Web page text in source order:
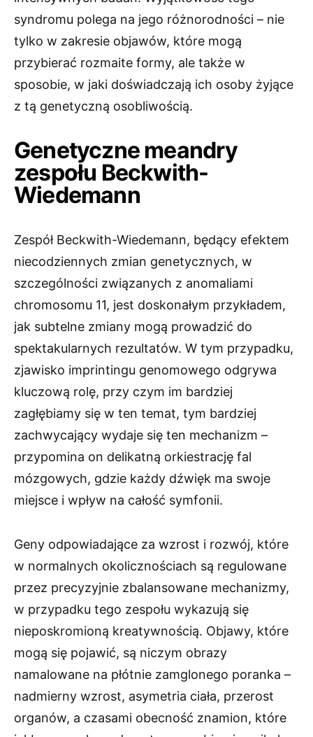
syndromu polega na jego różnorodności – nie
tylko w zakresie objawów, które mogą
przybierać rozmaite formy, ale także w
sposobie, w jaki doświadczają ich osoby żyjące
z tą genetyczną osobliwością.
Genetyczne meandry
zespołu Beckwith-
Wiedemann
Zespół Beckwith-Wiedemann, będący efektem
niecodziennych zmian genetycznych, w
szczególności związanych z anomaliami
chromosomu 11, jest doskonałym przykładem,
jak subtelne zmiany mogą prowadzić do
spektakularnych rezultatów. W tym przypadku,
zjawisko imprintingu genomowego odgrywa
kluczową rolę, przy czym im bardziej
zagłębiamy się w ten temat, tym bardziej
zachwycający wydaje się ten mechanizm –
przypomina on delikatną orkiestrację fal
mózgowych, gdzie każdy dźwięk ma swoje
miejsce i wpływ na całość symfonii.
Geny odpowiadające za wzrost i rozwój, które
w normalnych okolicznościach są regulowane
przez precyzyjnie zbalansowane mechanizmy,
w przypadku tego zespołu wykazują się
nieposkromioną kreatywnością. Objawy, które
mogą się pojawić, są niczym obrazy
namalowane na płótnie zamglonego poranka –
nadmierny wzrost, asymetria ciała, przerost
organów, a czasami obecność znamion, które